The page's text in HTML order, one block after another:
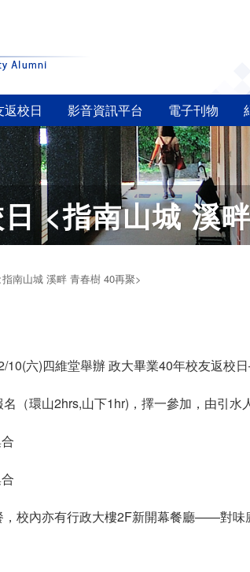
返校日 影音資訊平台 電子刊物
<指南山城 溪
南山城 溪畔 青春樹 40再聚>
10(六)四維堂舉辦 政大畢業40年校友返
（環山2hrs,山下1hr)，擇一參加，由引
校內亦有行政大樓2F新開幕餐廳——對